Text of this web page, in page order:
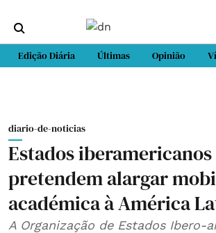
Edição Diária Últimas Opinião
diario-de-noticias
Estados iberamericanos
pretendem alargar
académica à América
A Organização de Estados Ibero-